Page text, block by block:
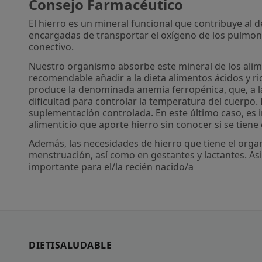
Consejo Farmacéutico
El hierro es un mineral funcional que contribuye al
encargadas de transportar el oxígeno de los
conectivo.
Nuestro organismo absorbe este mineral de los
recomendable añadir a la dieta alimentos ácidos y
produce la denominada anemia ferropénica, que,
dificultad para controlar la temperatura del cuerpo.
suplementación controlada. En este último caso,
alimenticio que aporte hierro sin conocer si se tiene
Además, las necesidades de hierro que tiene el
menstruación, así como en gestantes y lactantes.
importante para el/la recién nacido/a
DIETISALUDABLE